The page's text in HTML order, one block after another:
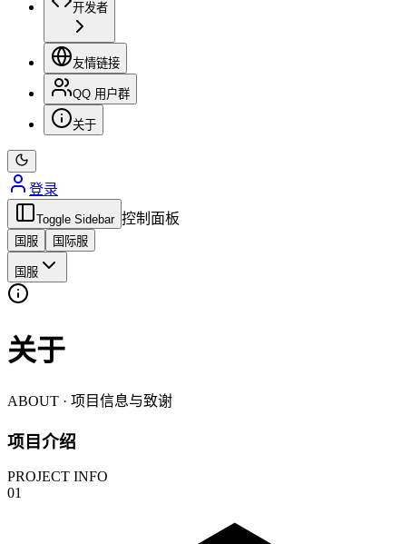
开发者
友情链接
QQ 用户群
关于
登录
Toggle Sidebar 控制面板
国服 国际服
国服
关于
ABOUT · 项目信息与致谢
项目介绍
PROJECT INFO
01